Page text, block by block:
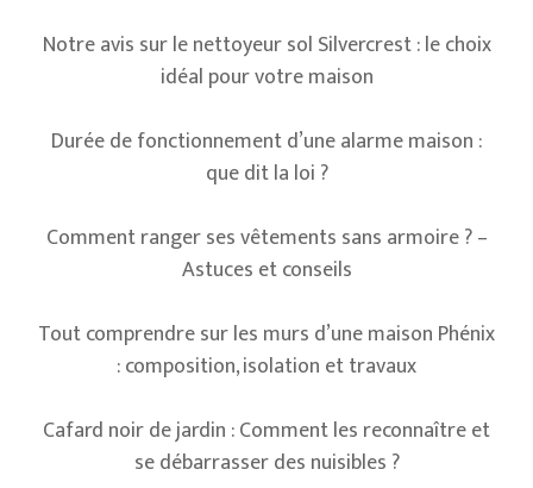
Notre avis sur le nettoyeur sol Silvercrest : le choix
idéal pour votre maison
Durée de fonctionnement d’une alarme maison :
que dit la loi ?
Comment ranger ses vêtements sans armoire ? –
Astuces et conseils
Tout comprendre sur les murs d’une maison Phénix
: composition, isolation et travaux
Cafard noir de jardin : Comment les reconnaître et
se débarrasser des nuisibles ?